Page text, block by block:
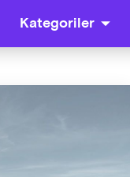
Kategoriler